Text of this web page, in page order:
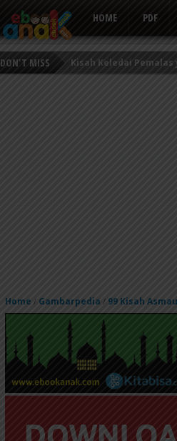
HOME PDF
DON'T MISS
Persahabatan Empat
Home / Gambarpedia / 99 Kisah